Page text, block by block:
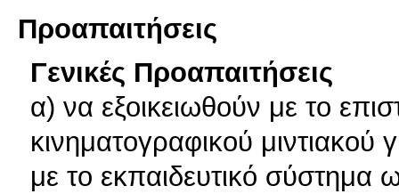
Προαπαιτήσεις
Γενικές Προαπαιτήσεις
α) να εξοικειωθούν με το
κινηματογραφικού
με το εκπαιδευτικό σύστημα